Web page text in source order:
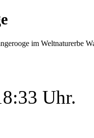
im Weltnaturerbe
Uhr.